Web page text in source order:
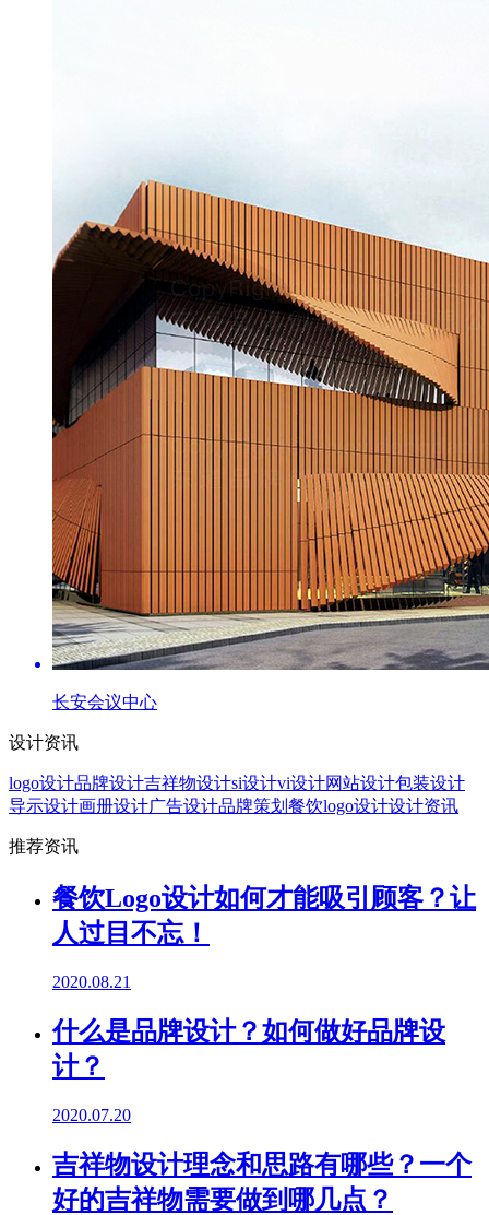
长安会议中心
设计资讯
logo设计品牌设计吉祥物设计si设计vi设计网站设计包装设计
导示设计画册设计广告设计品牌策划 餐饮logo设计设计资讯
推荐资讯
餐饮Logo设计如何才能吸引顾客？让
人过目不忘！
2020.08.21
什么是品牌设计？如何做好品牌设
计？
2020.07.20
吉祥物设计理念和思路有哪些？一个
好的吉祥物需要做到哪几点？